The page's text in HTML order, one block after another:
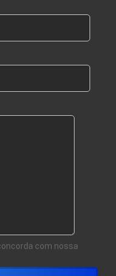
com nossa